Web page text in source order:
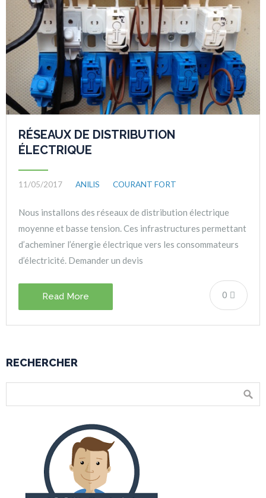
RÉSEAUX DE DISTRIBUTION
ÉLECTRIQUE
11/05/2017 ANILIS COURANT FORT
Nous installons des réseaux de distribution électrique
moyenne et basse tension. Ces infrastructures permettant
d’acheminer l’énergie électrique vers les consommateurs
d’électricité. Demander un devis
0
Read More
RECHERCHER